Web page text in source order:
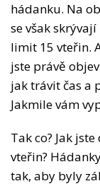
hádanku. Na
se však
limit 15 vteřin.
jste právě
jak trávit čas a
Jakmile vám
Tak co? Jak
vteřin?
tak, aby byly